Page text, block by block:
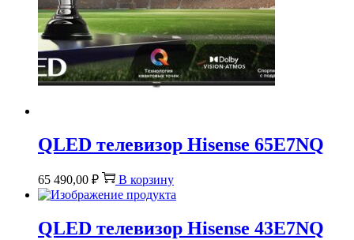
QLED телевизор Hisense 65E7NQ
65 490,00 ₽ В корзину
QLED телевизор Hisense 43E7NQ